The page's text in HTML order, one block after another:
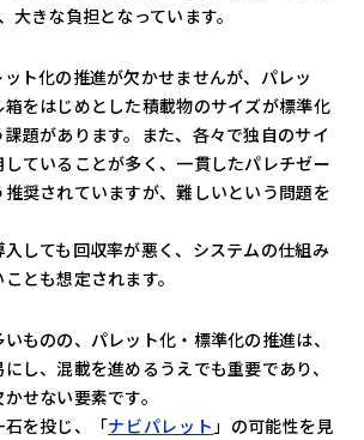
大きな負担となっています。
ト化の推進が欠かせませんが、パレッ
箱をはじめとした積載物のサイズが標準化
題があります。また、各々で独自のサイ
ていることが多く、一貫したパレチゼー
奨されていますが、難しいという問題を
しても回収率が悪く、システムの仕組み
とも想定されます。
ものの、パレット化・標準化の推進は、
し、混載を進めるうえでも重要であり、
せない要素です。
石を投じ、「ナビパレット 」の可能性を見